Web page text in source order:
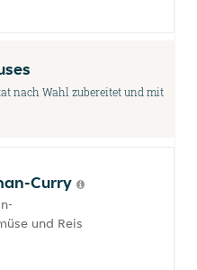
nach Wahl zubereitet und mit
Curry
und Reis